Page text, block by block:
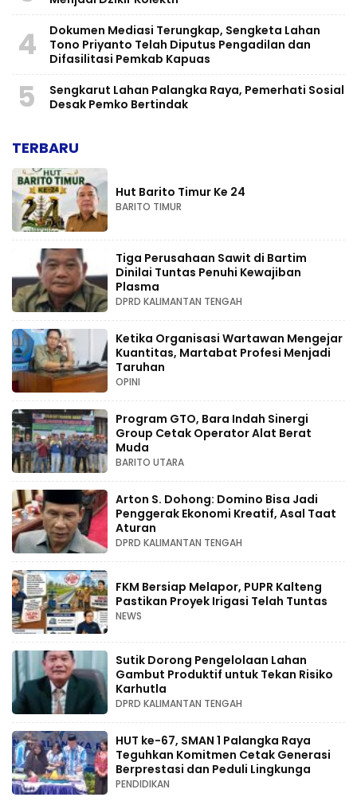
4
​Dokumen Mediasi Terungkap, Sengketa Lahan
Tono Priyanto Telah Diputus Pengadilan dan
Difasilitasi Pemkab Kapuas
5
Sengkarut Lahan Palangka Raya, Pemerhati Sosial
Desak Pemko Bertindak
TERBARU
Hut Barito Timur Ke 24
BARITO TIMUR
Tiga Perusahaan Sawit di Bartim
Dinilai Tuntas Penuhi Kewajiban
Plasma
DPRD KALIMANTAN TENGAH
Ketika Organisasi Wartawan Mengejar
Kuantitas, Martabat Profesi Menjadi
Taruhan
OPINI
Program GTO, Bara Indah Sinergi
Group Cetak Operator Alat Berat
Muda
BARITO UTARA
Arton S. Dohong: Domino Bisa Jadi
Penggerak Ekonomi Kreatif, Asal Taat
Aturan
DPRD KALIMANTAN TENGAH
FKM Bersiap Melapor, PUPR Kalteng
Pastikan Proyek Irigasi Telah Tuntas
NEWS
Sutik Dorong Pengelolaan Lahan
Gambut Produktif untuk Tekan Risiko
Karhutla
DPRD KALIMANTAN TENGAH
HUT ke-67, SMAN 1 Palangka Raya
Teguhkan Komitmen Cetak Generasi
Berprestasi dan Peduli Lingkunga
PENDIDIKAN